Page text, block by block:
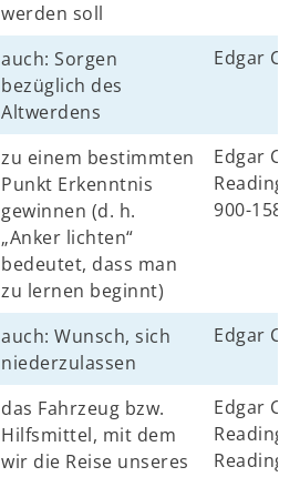
werden soll
auch: Sorgen
bezüglich des
Altwerdens
Edgar
zu einem bestimmten
Punkt Erkenntnis
gewinnen (d. h.
„Anker lichten“
bedeutet, dass man
zu lernen beginnt)
Edgar
Reading
900-158,
auch: Wunsch, sich
niederzulassen
Edgar
das Fahrzeug bzw.
Hilfsmittel, mit dem
wir die Reise unseres
Edgar
Reading
Reading